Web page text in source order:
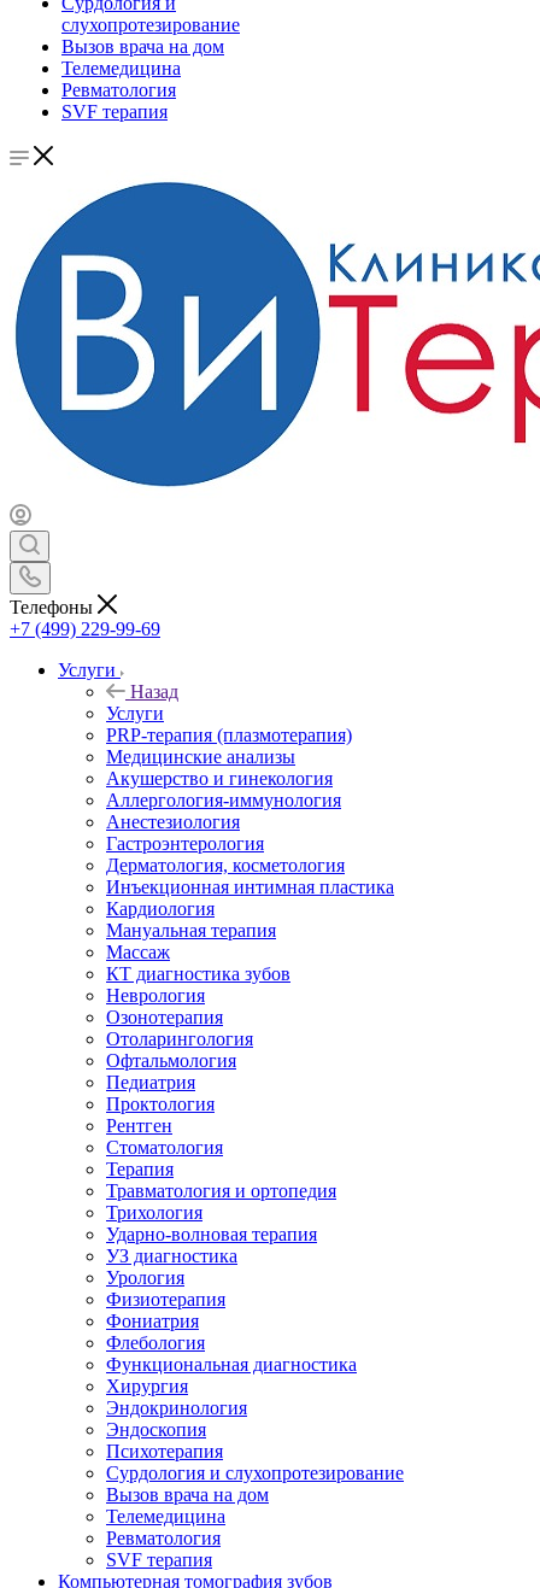
слухопротезирование
Вызов врача на дом
Телемедицина
Ревматология
SVF терапия
Телефоны
+7 (499) 229-99-69
Услуги
Назад
Услуги
PRP-терапия (плазмотерапия)
Медицинские анализы
Акушерство и гинекология
Аллергология-иммунология
Анестезиология
Гастроэнтерология
Дерматология, косметология
Инъекционная интимная пластика
Кардиология
Мануальная терапия
Массаж
КТ диагностика зубов
Неврология
Озонотерапия
Отоларингология
Офтальмология
Педиатрия
Проктология
Рентген
Стоматология
Терапия
Травматология и ортопедия
Трихология
Ударно-волновая терапия
УЗ диагностика
Урология
Физиотерапия
Фониатрия
Флебология
Функциональная диагностика
Хирургия
Эндокринология
Эндоскопия
Психотерапия
Сурдология и слухопротезирование
Вызов врача на дом
Телемедицина
Ревматология
SVF терапия
Компьютерная томография зубов